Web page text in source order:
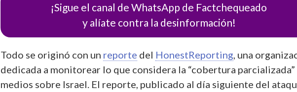
¡Sigue el canal de WhatsApp de Factchequeado
y alíate contra la desinformación!
Todo se originó con un reporte del HonestReporting , una
dedicada a monitorear lo que considera la “cobertura parcializada”
medios sobre Israel. El reporte, publicado al día siguiente del